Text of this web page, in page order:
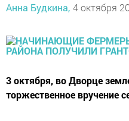
Анна Будкина, 4 октября
3 октября, во Дворце
торжественное вручение